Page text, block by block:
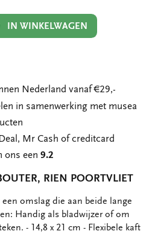
IN WINKELWAGEN
Nederland vanaf €29,-
in samenwerking met musea
Mr Cash of creditcard
ons een9.2
RIEN POORTVLIET
omslag die aan beide lange
Handig als bladwijzer of om
- 14,8 x 21 cm - Flexibele kaft